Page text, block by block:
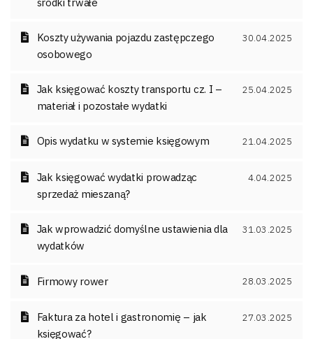
Koszty używania pojazdu zastępczego
osobowego
30.04.2025
Jak księgować koszty transportu cz. I –
materiał i pozostałe wydatki
25.04.2025
Opis wydatku w systemie księgowym 21.04.2025
Jak księgować wydatki prowadząc
sprzedaż mieszaną?
4.04.2025
Jak wprowadzić domyślne ustawienia dla
wydatków
31.03.2025
Firmowy rower 28.03.2025
Faktura za hotel i gastronomię – jak
księgować?
27.03.2025